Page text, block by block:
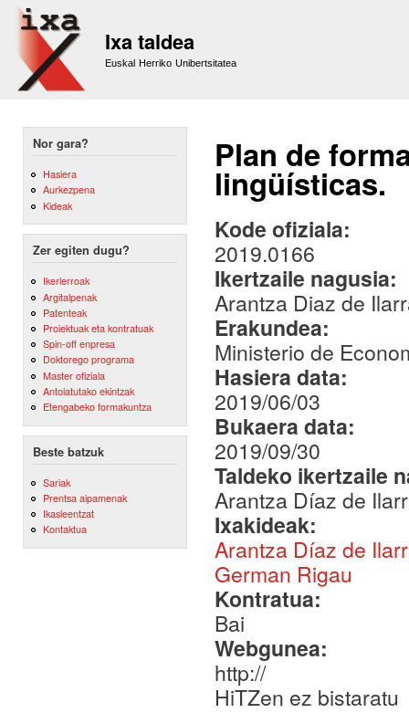
Ixa taldea
Euskal Herriko Unibertsitatea
Nor gara?
Hasiera
Aurkezpena
Kideak
Zer egiten dugu?
Ikerlerroak
Argitalpenak
Patenteak
Proiektuak eta kontratuak
Spin-off enpresa
Doktorego programa
Master ofiziala
Antolatutako ekintzak
Etengabeko formakuntza
Beste batzuk
Sariak
Prentsa aipamenak
Ikasleentzat
Kontaktua
Plan de
lingüísticas.
Kode ofiziala:
2019.0166
Ikertzaile nagusia:
Arantza Diaz de
Erakundea:
Ministerio de
Hasiera data:
2019/06/03
Bukaera data:
2019/09/30
Taldeko ikertzaile
Arantza Díaz de
Ixakideak:
Arantza Díaz de
German Rigau
Kontratua:
Bai
Webgunea:
http://
HiTZen ez bistaratu